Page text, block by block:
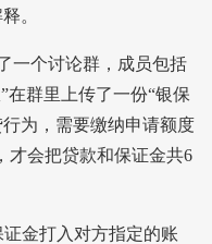
。
个讨论群，成员包括
在群里上传了一份“银保
为，需要缴纳申请额度
才会把贷款和保证金共6
金打入对方指定的账